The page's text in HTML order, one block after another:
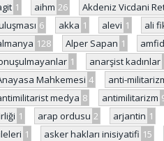
1 aihm 26
Akdeniz Vicdani
6 akka 1 alevi 1 ali
128 Alper Sapan 1
1 anarşist kadınlar
Mahkemesi 4 anti-
medya 8 antimilitarizm
1 arap ordusu 2 arjantin 1
1 asker hakları inisiyatifi 15